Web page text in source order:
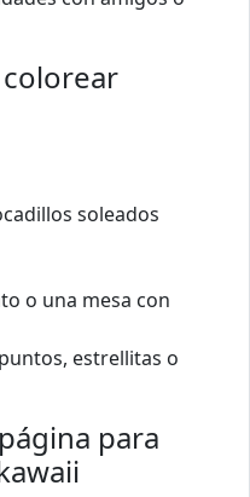
soleados
o una mesa con
estrellitas o
para